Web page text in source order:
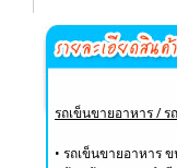
รถเข็นขายอาหาร / ร
• รถเข็นขายอาหาร